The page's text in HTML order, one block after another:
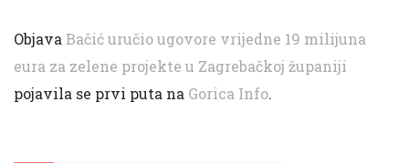
Objava Bačić uručio ugovore vrijedne 19 milijuna
eura za zelene projekte u Zagrebačkoj županiji
pojavila se prvi puta na Gorica Info.